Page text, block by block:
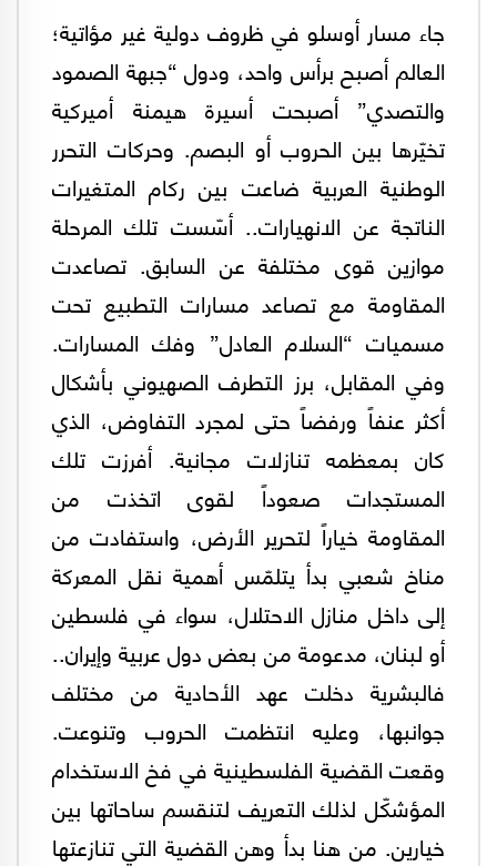
جاء مسار أوسلو في ظروف دولية غير مؤاتية؛
العالم أصبح برأس واحد، ودول “جبهة الصمود
والتصدي” أصبحت أسيرة هيمنة أميركية
تخيّرها بين الحروب أو البصم. وحركات التحرر
الوطنية العربية ضاعت بين ركام المتغيرات
الناتجة عن الانهيارات.. أسّست تلك المرحلة
موازين قوى مختلفة عن السابق. تصاعدت
المقاومة مع تصاعد مسارات التطبيع تحت
مسميات “السلام العادل” وفك المسارات.
وفي المقابل، برز التطرف الصهيوني بأشكال
أكثر عنفاً ورفضاً حتى لمجرد التفاوض، الذي
كان بمعظمه تنازلات مجانية. أفرزت تلك
المستجدات صعوداً لقوى اتخذت من
المقاومة خياراً لتحرير الأرض، واستفادت من
مناخ شعبي بدأ يتلمّس أهمية نقل المعركة
إلى داخل منازل الاحتلال، سواء في فلسطين
أو لبنان، مدعومة من بعض دول عربية وإيران..
فالبشرية دخلت عهد الأحادية من مختلف
جوانبها، وعليه انتظمت الحروب وتنوعت.
وقعت القضية الفلسطينية في فخ الاستخدام
المؤشكّل لذلك التعريف لتنقسم ساحاتها بين
خيارين. من هنا بدأ وهن القضية التي تنازعتها